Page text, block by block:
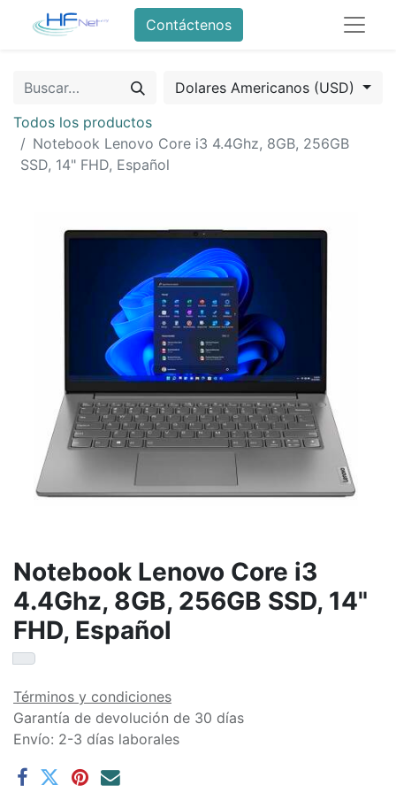
Contáctenos
Dolares Americanos (USD)
Todos los productos
Notebook Lenovo Core i3 4.4Ghz, 8GB, 256GB
SSD, 14" FHD, Español
Notebook Lenovo Core i3
4.4Ghz, 8GB, 256GB SSD, 14"
FHD, Español
Términos y condiciones
Garantía de devolución de 30 días
Envío: 2-3 días laborales